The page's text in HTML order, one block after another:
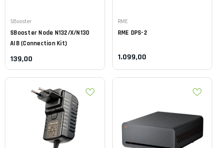
Leverancier:
SBooster
SBooster Node N132/X/N130
AIB (Connection Kit)
139,00
Leverancier:
RME
RME DPS-2
1.099,00